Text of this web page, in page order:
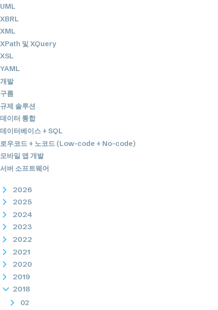
UML
XBRL
XML
XPath 및 XQuery
XSL
YAML
개발
구름
규제 솔루션
데이터 통합
데이터베이스 + SQL
로우코드 + 노코드 (Low-code + No-code)
모바일 앱 개발
서버 소프트웨어
2026
2025
2024
2023
2022
2021
2020
2019
2018
02